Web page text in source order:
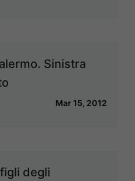
Sinistra
Mar 15, 2012
degli